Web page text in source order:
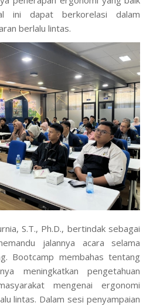
ini dapat berkorelasi dalam
berlalu lintas.
S.T., Ph.D., bertindak sebagai
jalannya acara selama
Bootcamp membahas tentang
meningkatkan pengetahuan
mengenai ergonomi
lintas. Dalam sesi penyampaian